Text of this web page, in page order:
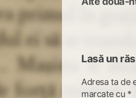
în
Lasă un
Adresa ta de
marcate cu *